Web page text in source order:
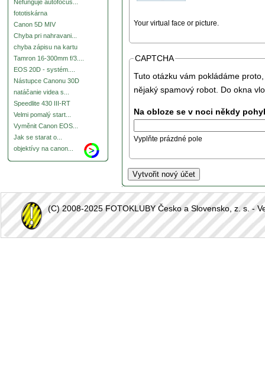
Nefunguje autofocus...
fototiskárna
Canon 5D MIV
Chyba pri nahravani...
chyba zápisu na kartu
Tamron 16-300mm f/3....
EOS 20D - systém....
Nástupce Canonu 30D
natáčanie videa s...
Speedlite 430 III-RT
Velmi pomalý start...
Vyměnit Canon EOS...
Jak se starat o...
objektívy na canon...
Your virtual face or picture.
CAPTCHA
Tuto otázku vám pokládáme
nějaký spamový robot. Do okna
Na obloze se v noci někdy
Vyplňte prázdné pole
(C) 2008-2025 FOTOKLUBY Česko a Slovensko, z. s. -